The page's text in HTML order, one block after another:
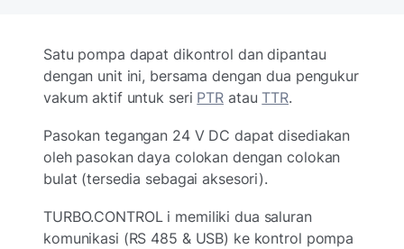
Satu pompa dapat dikontrol dan dipantau
dengan unit ini, bersama dengan dua pengukur
vakum aktif untuk seri PTRatau TTR.
Pasokan tegangan 24 V DC dapat disediakan
oleh pasokan daya colokan dengan colokan
bulat (tersedia sebagai aksesori).
TURBO.CONTROL i memiliki dua saluran
komunikasi (RS 485 & USB) ke kontrol pompa